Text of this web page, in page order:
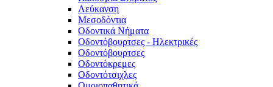
Λεύκανση
Μεσοδόντια
Οδοντικά Νήματα
Οδοντόβουρτσες - Ηλεκτρικές
Οδοντόβουρτσες
Οδοντόκρεμες
Οδοντότσιχλες